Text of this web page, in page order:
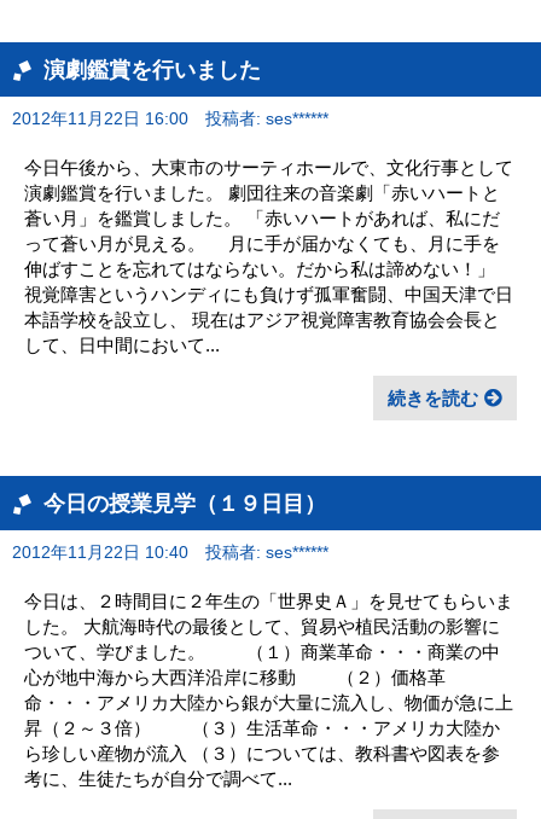
演劇鑑賞を行いました
2012年11月22日 16:00 投稿者: ses******
今日午後から、大東市のサーティホールで、文化行事として
演劇鑑賞を行いました。 劇団往来の音楽劇「赤いハートと
蒼い月」を鑑賞しました。 「赤いハートがあれば、私にだ
って蒼い月が見える。 月に手が届かなくても、月に手を
伸ばすことを忘れてはならない。だから私は諦めない！」
視覚障害というハンディにも負けず孤軍奮闘、中国天津で日
本語学校を設立し、 現在はアジア視覚障害教育協会会長と
して、日中間において...
続きを読む
今日の授業見学（１９日目）
2012年11月22日 10:40 投稿者: ses******
今日は、２時間目に２年生の「世界史Ａ」を見せてもらいま
した。 大航海時代の最後として、貿易や植民活動の影響に
ついて、学びました。 （１）商業革命・・・商業の中
心が地中海から大西洋沿岸に移動 （２）価格革
命・・・アメリカ大陸から銀が大量に流入し、物価が急に上
昇（２～３倍） （３）生活革命・・・アメリカ大陸か
ら珍しい産物が流入 （３）については、教科書や図表を参
考に、生徒たちが自分で調べて...